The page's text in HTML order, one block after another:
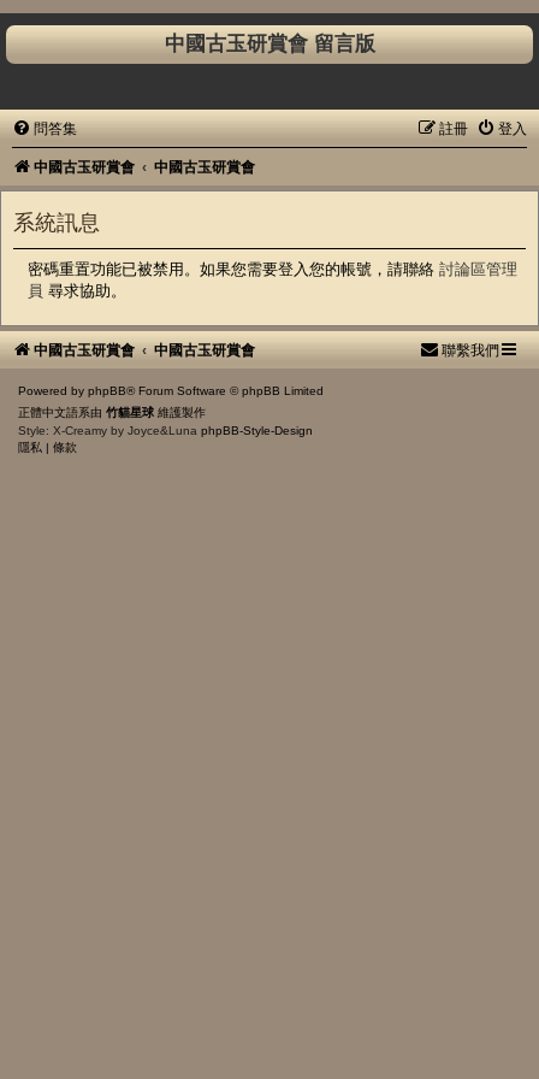
中國古玉研賞會 留言版
問答集 登入
註冊
中國古玉研賞會 中國古玉研賞會
系統訊息
密碼重置功能已被禁用。如果您需要登入您的帳號，請聯絡 討論區管理
員 尋求協助。
中國古玉研賞會 中國古玉研賞會 聯繫我們
Powered by phpBB® Forum Software © phpBB Limited
正體中文語系由 竹貓星球 維護製作
Style: X-Creamy by Joyce&Luna phpBB-Style-Design
隱私 | 條款